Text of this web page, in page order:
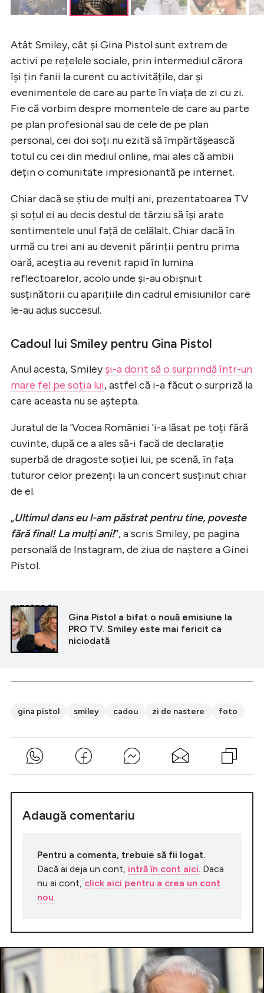
Atât Smiley, cât și Gina Pistol sunt extrem de
activi pe rețelele sociale, prin intermediul cărora
își țin fanii la curent cu activitățile, dar și
evenimentele de care au parte în viața de zi cu zi.
Fie că vorbim despre momentele de care au parte
pe plan profesional sau de cele de pe plan
personal, cei doi soți nu ezită să împărtășească
totul cu cei din mediul online, mai ales că ambii
dețin o comunitate impresionantă pe internet.
Chiar dacă se știu de mulți ani, prezentatoarea TV
și soțul ei au decis destul de târziu să își arate
sentimentele unul față de celălalt. Chiar dacă în
urmă cu trei ani au devenit părinții pentru prima
oară, aceștia au revenit rapid în lumina
reflectoarelor, acolo unde și-au obișnuit
susținătorii cu aparițiile din cadrul emisiunilor care
le-au adus succesul.
Cadoul lui Smiley pentru Gina Pistol
Anul acesta, Smileyși-a dorit să o surprindă într-un
mare fel pe soția lui, astfel că i-a făcut o surpriză la
care aceasta nu se aștepta.
Juratul de la 'Vocea României 'i-a lăsat pe toți fără
cuvinte, după ce a ales să-i facă de declarație
superbă de dragoste soției lui, pe scenă, în fața
tuturor celor prezenți la un concert susținut chiar
de el.
​„Ultimul dans eu l-am păstrat pentru tine, poveste
fără final! La mulți ani!”, a scris Smiley, pe pagina
personală de Instagram, de ziua de naștere a Ginei
Pistol.
CITEȘTE ȘI
Gina Pistol a bifat o nouă emisiune la
PRO TV. Smiley este mai fericit ca
niciodată
gina pistol smiley cadou zi de nastere foto
Adaugă comentariu
Pentru a comenta, trebuie să fii logat.
Dacă ai deja un cont, intră în cont aici. Daca
nu ai cont, click aici pentru a crea un cont
nou.